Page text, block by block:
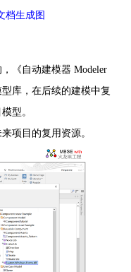
档生成图
《自动建模器 Modeler
库，在后续的建模中复
型。
项目的复用资源。